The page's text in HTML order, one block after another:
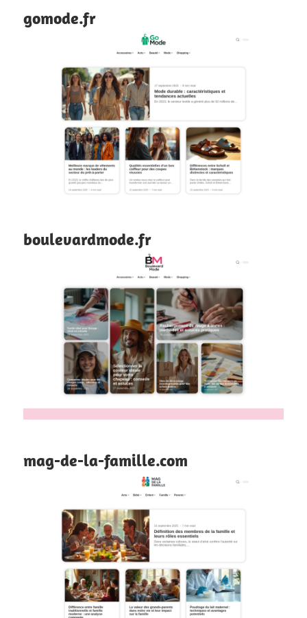
gomode.fr
boulevardmode.fr
mag-de-la-famille.com